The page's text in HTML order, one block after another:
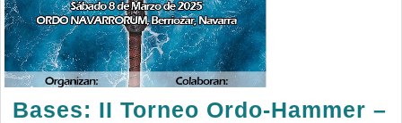
Bases: II Torneo Ordo-Hammer –